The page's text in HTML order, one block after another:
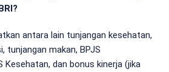
antara lain tunjangan kesehatan,
tunjangan makan, BPJS
Kesehatan, dan bonus kinerja (jika